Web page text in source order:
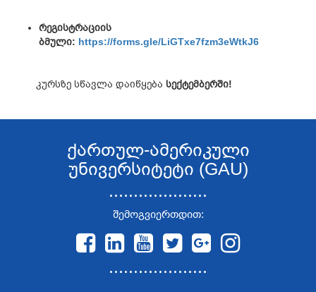
რეგისტრაციის
ბმული: https://forms.gle/LiGTxe7fzm3eWtkJ6
კურსზე სწავლა დაიწყება სექტემბერში!
ქართულ-ამერიკული
უნივერსიტეტი (GAU)
....................
შემოგვიერთდით:
....................